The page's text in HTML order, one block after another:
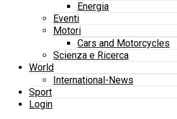
Energia
Eventi
Motori
Cars and Motorcycles
Scienza e Ricerca
World
International-News
Sport
Login